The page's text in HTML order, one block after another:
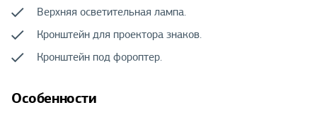
Верхняя осветительная лампа.
Кронштейн для проектора знаков.
Кронштейн под фороптер.
Особенности